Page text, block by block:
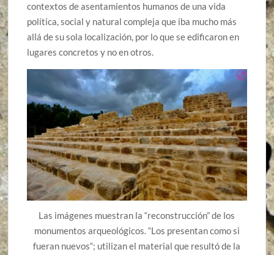
contextos de asentamientos humanos de una vida
política, social y natural compleja que iba mucho más
allá de su sola localización, por lo que se edificaron en
lugares concretos y no en otros.
Las imágenes muestran la “reconstrucción” de los
monumentos arqueológicos. “Los presentan como si
fueran nuevos“; utilizan el material que resultó de la